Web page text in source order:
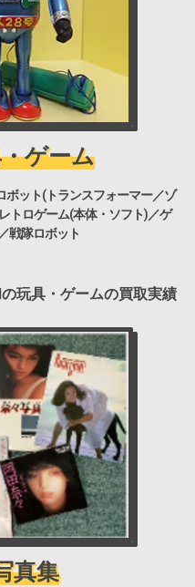
ゲーム
ボット(トランスフォーマー／ゾ
トロゲーム(本体・ソフト)／ゲ
戦隊ロボット
玩具・ゲームの買取実績
真集